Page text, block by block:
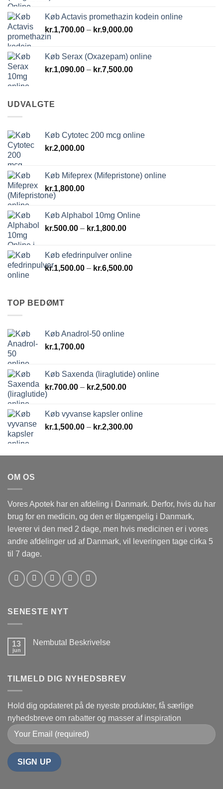
kr.1,500.00
Køb Actavis promethazin kodein online
kr.1,700.00 – kr.9,000.00Prisinterval:
kr.9,000.00
Køb Serax (Oxazepam) online
kr.1,090.00 – kr.7,500.00Prisinterval:
UDVALGTE
Køb Cytotec 200 mcg online
kr.2,000.00
Køb Mifeprex (Mifepristone) online
kr.1,800.00
Køb Alphabol 10mg Online
kr.500.00 – kr.1,800.00Prisinterval:
kr.1,800.00
Køb efedrinpulver online
kr.1,500.00 – kr.6,500.00Prisinterval:
TOP BEDØMT
Køb Anadrol-50 online
kr.1,700.00
Køb Saxenda (liraglutide) online
kr.700.00 – kr.2,500.00Prisinterval:
kr.2,500.00
Køb vyvanse kapsler online
kr.1,500.00 – kr.2,300.00Prisinterval:
kr.2,300.00
OM OS
Vores Apotek har en afdeling i Danmark. Derfor, hvis du har
brug for en medicin, og den er tilgængelig i Danmark,
leverer vi den med 2 dage, men hvis medicinen er i vores
andre afdelinger ud af Danmark, vil leveringen tage cirka 5
til 7 dage.
SENESTE NYT
13
jun
Nembutal Beskrivelse
Beskrivelse
TILMELD DIG NYHEDSBREV
Hold dig opdateret på de nyeste produkter, få særlige
nyhedsbreve om rabatter og masser af inspiration